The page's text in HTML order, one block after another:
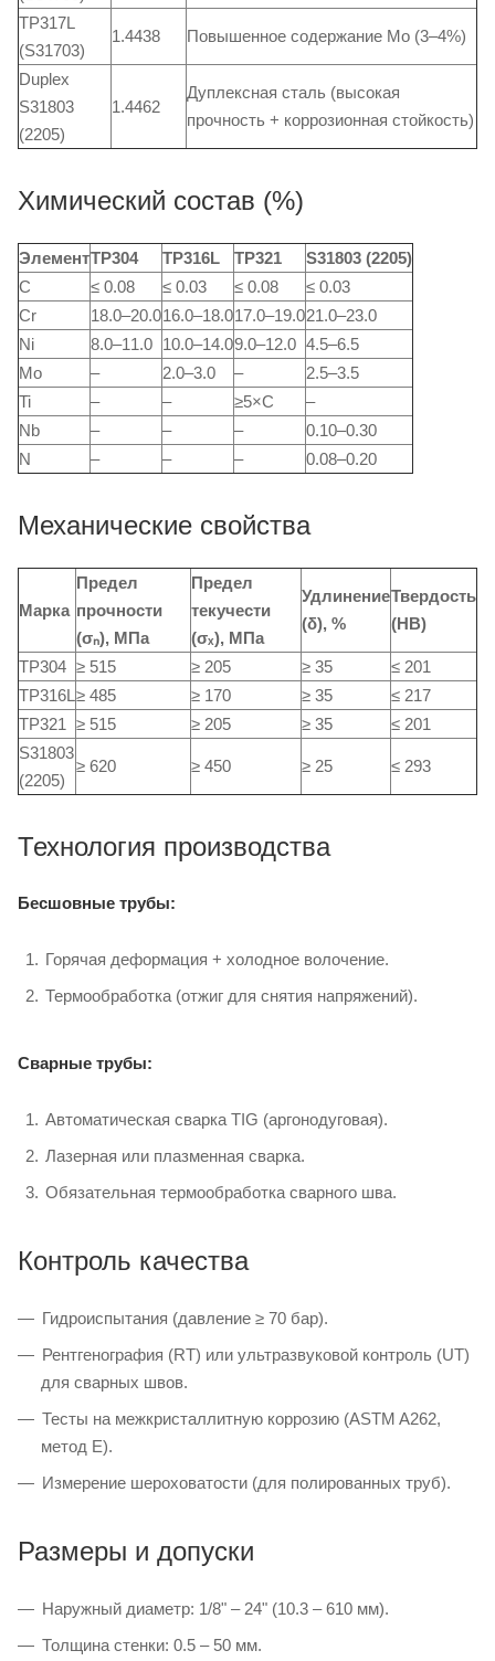
TP317L
(S31703)
1.4438 Повышенное содержание Mo (3–4%)
Duplex
S31803
(2205)
1.4462
Дуплексная сталь (высокая
прочность + коррозионная стойкость)
Химический состав (%)
ЭлементTP304 TP316L TP321
S31803 (2205)
C
≤ 0.08 ≤ 0.03 ≤ 0.08
≤ 0.03
Cr
18.0–20.016.0–18.017.0–19.021.0–23.0
Ni
8.0–11.0 10.0–14.09.0–12.0 4.5–6.5
Mo
– 2.0–3.0 –
2.5–3.5
Ti
– – ≥5×C
–
Nb
– – –
0.10–0.30
N
– – – 0.08–0.20
Механические свойства
Марка
Предел
прочности
(σₙ), МПа
Предел
текучести
(σₓ), МПа
Удлинение
(δ), %
Твердость
(HB)
TP304 ≥ 515 ≥ 205 ≥ 35
≤ 201
TP316L ≥ 485 ≥ 170 ≥ 35
≤ 217
TP321
≥ 515 ≥ 205 ≥ 35
≤ 201
S31803
(2205)
≥ 620 ≥ 450 ≥ 25 ≤ 293
Технология производства
Бесшовные трубы:
Горячая деформация + холодное волочение.
Термообработка (отжиг для снятия напряжений).
Сварные трубы:
Автоматическая сварка TIG (аргонодуговая).
Лазерная или плазменная сварка.
Обязательная термообработка сварного шва.
Контроль качества
Гидроиспытания (давление ≥ 70 бар).
Рентгенография (RT) или ультразвуковой контроль (UT)
для сварных швов.
Тесты на межкристаллитную коррозию (ASTM A262,
метод E).
Измерение шероховатости (для полированных труб).
Размеры и допуски
Наружный диаметр: 1/8" – 24" (10.3 – 610 мм).
Толщина стенки: 0.5 – 50 мм.